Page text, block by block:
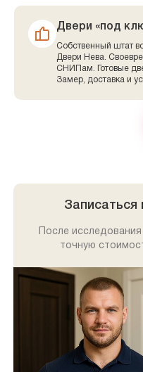
Двери «под
Собственный штат
Двери Нева.
СНИПам. Готовые
Замер, доставка и
После
точную